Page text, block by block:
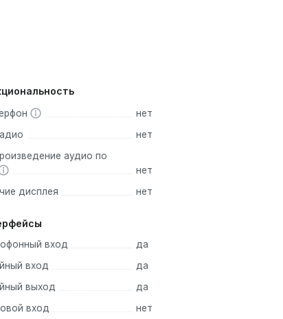
нет
нет
аудио по
нет
дисплея
нет
вход
да
вход
да
выход
да
вход
нет